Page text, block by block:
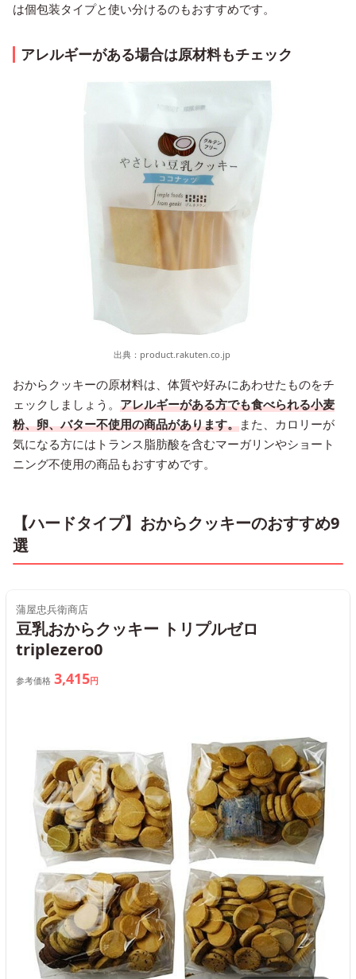
は個包装タイプと使い分けるのもおすすめです。
アレルギーがある場合は原材料もチェック
出典： product.rakuten.co.jp
おからクッキーの原材料は、体質や好みにあわせたものをチ
ェックしましょう。 アレルギーがある方でも食べられる小麦
粉、卵、バター不使用の商品があります。また、カロリーが
気になる方にはトランス脂肪酸を含むマーガリンやショート
ニング不使用の商品もおすすめです。
【ハードタイプ】おからクッキーのおすすめ9
選
蒲屋忠兵衛商店
豆乳おからクッキー トリプルゼロ
triplezero0
参考価格 3,415円